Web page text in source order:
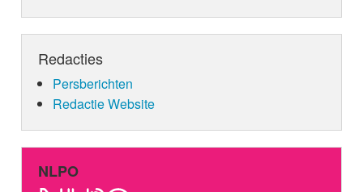
Redacties
Persberichten
Redactie Website
NLPO